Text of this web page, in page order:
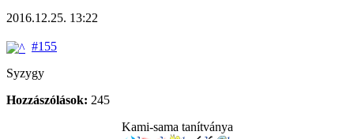
2016.12.25. 13:22
#155
Syzygy
Hozzászólások: 245
Kami-sama tanítványa